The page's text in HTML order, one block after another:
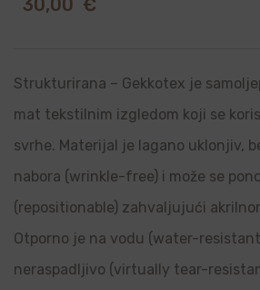
Strukturirana – Gekkotex je
mat tekstilnim izgledom koji se
svrhe. Materijal je lagano uklonjiv,
nabora (wrinkle-free) i može se
(repositionable) zahvaljujući
Otporno je na vodu (water-
neraspadljivo (virtually tear-